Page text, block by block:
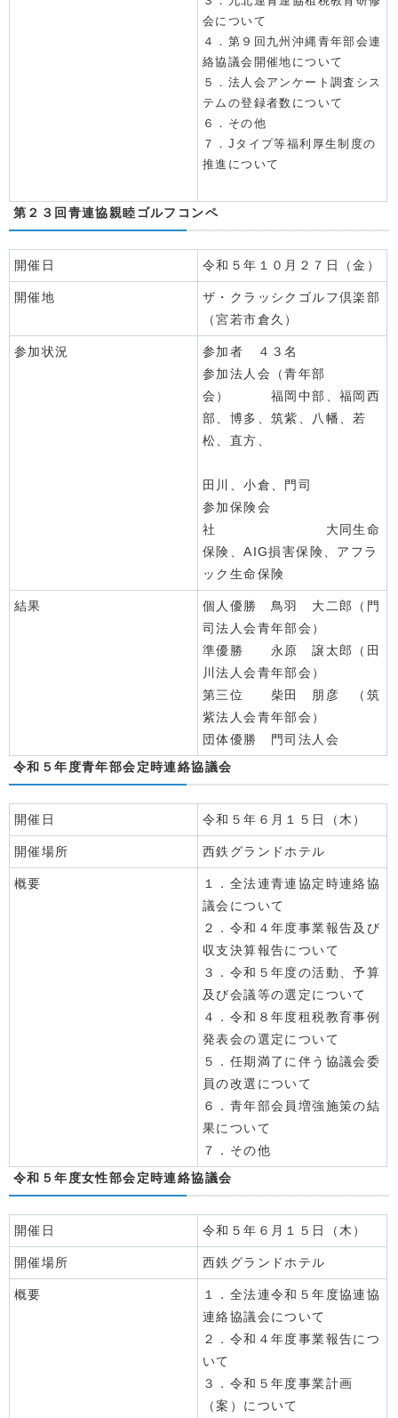
会について
４．第９回九州沖縄青年部会連
絡協議会開催地について
５．法人会アンケート調査シス
テムの登録者数について
６．その他
７．Jタイプ等福利厚生制度の
推進について
第２３回青連協親睦ゴルフコンペ
開催日 令和５年１０月２７日（金）
開催地
ザ・クラッシクゴルフ倶楽部
（宮若市倉久）
参加状況
参加者 ４３名
参加法人会（青年部
会） 福岡中部、福岡西
部、博多、筑紫、八幡、若
松、直方、
田川、小倉、門司
参加保険会
社 大同生命
保険、AIG損害保険、アフラ
ック生命保険
結果
個人優勝 鳥羽 大二郎（門
司法人会青年部会）
準優勝 永原 譲太郎（田
川法人会青年部会）
第三位 柴田 朋彦 （筑
紫法人会青年部会）
団体優勝 門司法人会
令和５年度青年部会定時連絡協議会
開催日 令和５年６月１５日（木）
開催場所 西鉄グランドホテル
概要
１．全法連青連協定時連絡協
議会について
２．令和４年度事業報告及び
収支決算報告について
３．令和５年度の活動、予算
及び会議等の選定について
４．令和８年度租税教育事例
発表会の選定について
５．任期満了に伴う協議会委
員の改選について
６．青年部会員増強施策の結
果について
７．その他
令和５年度女性部会定時連絡協議会
開催日 令和５年６月１５日（木）
開催場所 西鉄グランドホテル
概要
１．全法連令和５年度協連協
連絡協議会について
２．令和４年度事業報告につ
いて
３．令和５年度事業計画
（案）について